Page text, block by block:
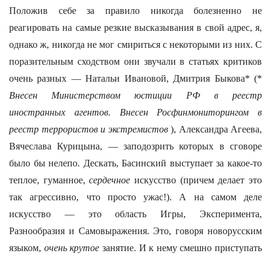
Положив себе за правило никогда болезненно не
реагировать на самые резкие высказывания в свой адрес, я,
однако ж, никогда не мог смириться с некоторыми из них. С
поразительным сходством они звучали в статьях критиков
очень разных — Натальи Ивановой, Дмитрия Быкова* (*
Внесен Министерством юстиции РФ в реестр
иностранных агентов. Внесен Росфинмониторингом в
реестр террористов и экстремистов ), Александра Агеева,
Вячеслава Курицына, — заподозрить которых в сговоре
было бы нелепо. Дескать, Басинский выступает за какое-то
теплое, гуманное,сердечное искусство (причем делает это
так агрессивно, что просто ужас!). А на самом деле
искусство — это область Игры, Эксперимента,
Разнообразия и Самовыражения. Это, говоря новорусским
языком, очень крутое занятие. И к нему смешно приступать